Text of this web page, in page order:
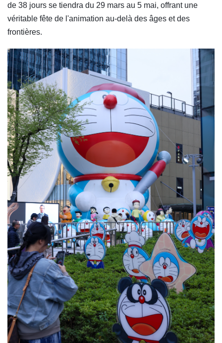
de 38 jours se tiendra du 29 mars au 5 mai, offrant une
véritable fête de l'animation au-delà des âges et des
frontières.